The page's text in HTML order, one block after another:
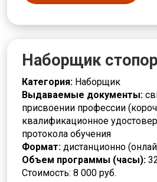
Обжигальщик
Оператор
Оптик техник
Отделочник
Педагог
Пекарь
Печатник
Печевой
Пищевая промышленность
Плавильщик
Повар
Наборщик
Категория: Наборщик
Выдаваемые документы:
присвоении профессии
квалификационное
протокола обучения
Формат: дистанционно
Объем программы (часы):
Стоимость: 8 000 руб.